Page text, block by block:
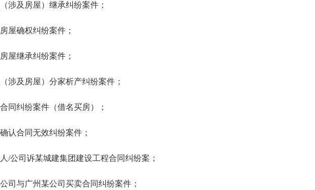
及房屋）继承纠纷案件；
确权纠纷案件；
继承纠纷案件；
及房屋）分家析产纠纷案件；
纠纷案件（借名买房）；
合同无效纠纷案件；
司诉某城建集团建设工程合同纠纷案；
与广州某公司买卖合同纠纷案件；